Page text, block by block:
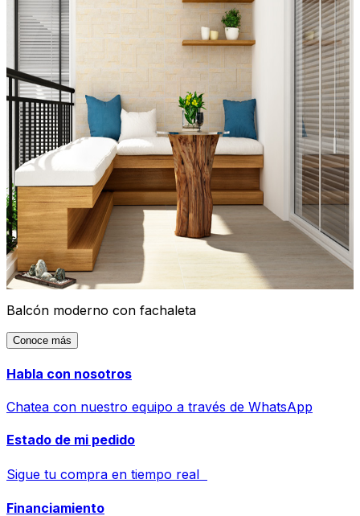
Balcón moderno con fachaleta
Conoce más
Habla con nosotros
Chatea con nuestro equipo a través de WhatsApp
Estado de mi pedido
Sigue tu compra en tiempo real
Financiamiento